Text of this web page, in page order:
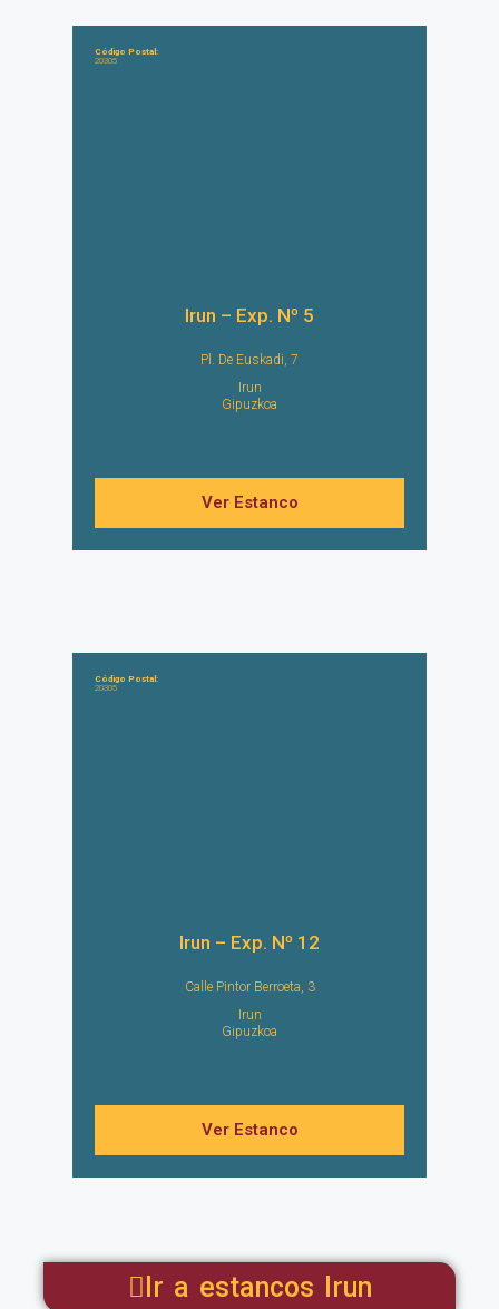
Código Postal:
20305
Irun – Exp. Nº 5
Pl. De Euskadi, 7
Irun
Gipuzkoa
Ver Estanco
Código Postal:
20305
Irun – Exp. Nº 12
Calle Pintor Berroeta, 3
Irun
Gipuzkoa
Ver Estanco
Ir a estancos Irun